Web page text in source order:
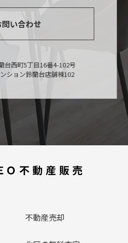
問い合わせ
台西町5丁目16番4-102号
ション鈴蘭台店舗棟102
不動産売却